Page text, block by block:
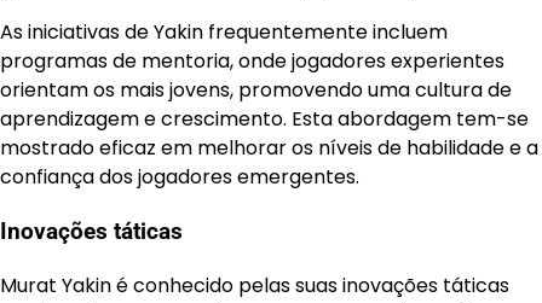
As iniciativas de Yakin frequentemente incluem
programas de mentoria, onde jogadores experientes
orientam os mais jovens, promovendo uma cultura de
aprendizagem e crescimento. Esta abordagem tem-se
mostrado eficaz em melhorar os níveis de habilidade e a
confiança dos jogadores emergentes.
Inovações táticas
Murat Yakin é conhecido pelas suas inovações táticas